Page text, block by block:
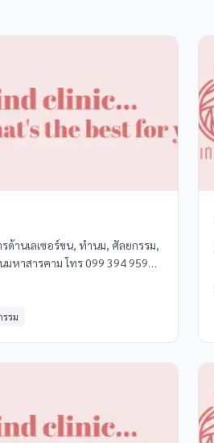
านเลเซอร์ขน, ทำนม, ศัลยกรรม,
มหาสารคาม โทร 099 394 9597
รม